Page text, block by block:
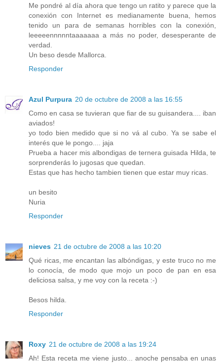
Me pondré al día ahora que tengo un ratito y parece que la
conexión con Internet es medianamente buena, hemos
tenido un para de semanas horribles con la conexión,
leeeeennnnntaaaaaaa a más no poder, desesperante de
verdad.
Un beso desde Mallorca.
Responder
Azul Purpura 20 de octubre de 2008 a las 16:55
Como en casa se tuvieran que fiar de su guisandera.... iban
aviados!
yo todo bien medido que si no vá al cubo. Ya se sabe el
interés que le pongo.... jaja
Prueba a hacer mis albondigas de ternera guisada Hilda, te
sorprenderás lo jugosas que quedan.
Estas que has hecho tambien tienen que estar muy ricas.
un besito
Nuria
Responder
nieves 21 de octubre de 2008 a las 10:20
Qué ricas, me encantan las albóndigas, y este truco no me
lo conocía, de modo que mojo un poco de pan en esa
deliciosa salsa, y me voy con la receta :-)
Besos hilda.
Responder
Roxy 21 de octubre de 2008 a las 19:24
Ah! Esta receta me viene justo... anoche pensaba en unas